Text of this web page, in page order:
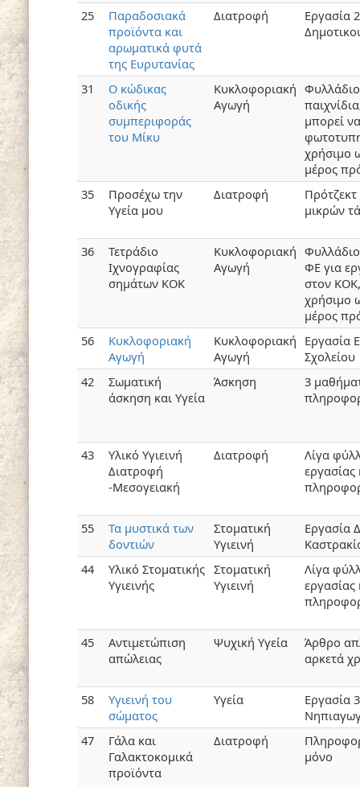
25
Παραδοσιακά
προϊόντα και
αρωματικά φυτά
της Ευρυτανίας
Διατροφή
Εργασία
31
Ο κώδικας
οδικής
συμπεριφοράς
του Μίκυ
Κυκλοφοριακή
Αγωγή
μπορεί να
χρήσιμο
μέρος
35
Προσέχω την
Υγεία μου
Διατροφή
μικρών
36
Τετράδιο
Ιχνογραφίας
σημάτων ΚΟΚ
Κυκλοφοριακή
Αγωγή
ΦΕ για
στον ΚΟΚ,
χρήσιμο
μέρος
56
Κυκλοφοριακή
Αγωγή
Κυκλοφοριακή
Αγωγή
Εργασία
Σχολείου
42
Σωματική
άσκηση και Υγεία
Άσκηση
3
43
Υλικό Υγιεινή
Διατροφή
-Μεσογειακή
Διατροφή
Λίγα
εργασίας
55
Τα μυστικά των
δοντιών
Στοματική
Υγιεινή
Εργασία
44
Υλικό Στοματικής
Υγιεινής
Στοματική
Υγιεινή
Λίγα
εργασίας
45
Αντιμετώπιση
απώλειας
Ψυχική Υγεία
Άρθρο
αρκετά
58
Υγιεινή του
σώματος
Υγεία
Εργασία
47
Γάλα και
Γαλακτοκομικά
προϊόντα
Διατροφή
μόνο